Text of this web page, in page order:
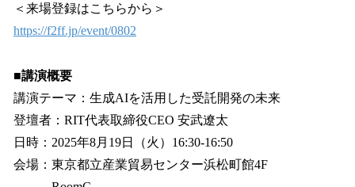
＜来場登録はこちらから＞
https://f2ff.jp/event/0802
■講演概要
講演テーマ：生成AIを活用した受託開発の未来
登壇者：RIT代表取締役CEO 安武遼太
日時：2025年8月19日（火）16:30-16:50
会場：東京都立産業貿易センター浜松町館4F